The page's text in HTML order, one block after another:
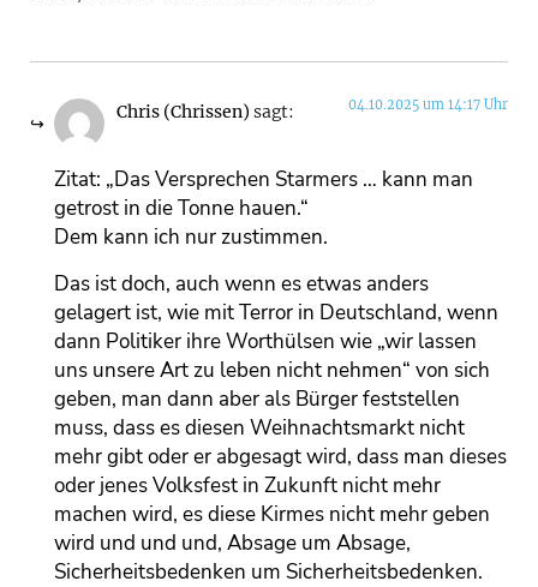
Chris (Chrissen) sagt: 04.10.2025 um 14:17 Uhr
Zitat: „Das Versprechen Starmers … kann man
getrost in die Tonne hauen.“
Dem kann ich nur zustimmen.
Das ist doch, auch wenn es etwas anders
gelagert ist, wie mit Terror in Deutschland, wenn
dann Politiker ihre Worthülsen wie „wir lassen
uns unsere Art zu leben nicht nehmen“ von sich
geben, man dann aber als Bürger feststellen
muss, dass es diesen Weihnachtsmarkt nicht
mehr gibt oder er abgesagt wird, dass man dieses
oder jenes Volksfest in Zukunft nicht mehr
machen wird, es diese Kirmes nicht mehr geben
wird und und und, Absage um Absage,
Sicherheitsbedenken um Sicherheitsbedenken.